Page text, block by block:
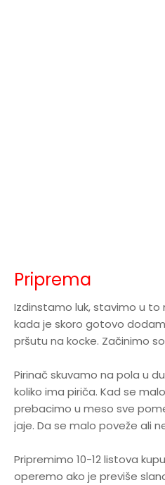
Priprema
Izdinstamo luk, stavimo u
kada je skoro gotovo
pršutu na kocke. Začinimo
Pirinač skuvamo na pola u
koliko ima piriča. Kad se
prebacimo u meso sve
jaje. Da se malo poveže ali
Pripremimo 10-12 listova
operemo ako je previše